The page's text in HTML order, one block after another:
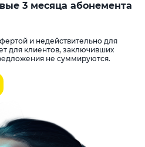
3 месяца абонемента
и недействительно для
для клиентов, заключивших
не суммируются.